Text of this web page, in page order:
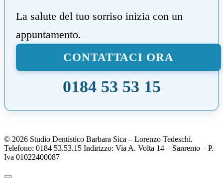
La salute del tuo sorriso inizia con un
appuntamento.
CONTATTACI ORA
0184 53 53 15
© 2026 Studio Dentistico Barbara Sica – Lorenzo Tedeschi.
Telefono: 0184 53.53.15 Indirizzo: Via A. Volta 14 – Sanremo – P.
Iva 01022400087